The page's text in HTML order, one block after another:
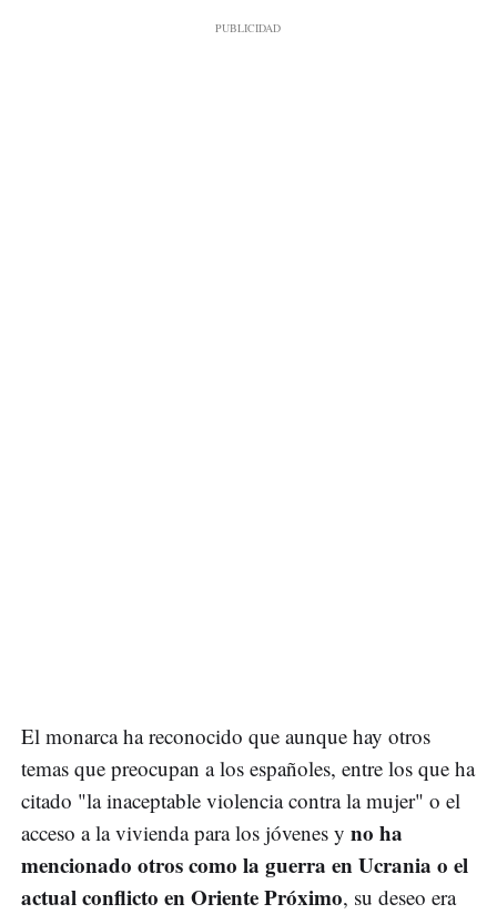
El monarca ha reconocido que aunque hay otros
temas que preocupan a los españoles, entre los que ha
citado "la inaceptable violencia contra la mujer" o el
acceso a la vivienda para los jóvenes y no ha
mencionado otros como la guerra en Ucrania o el
actual conflicto en Oriente Próximo, su deseo era